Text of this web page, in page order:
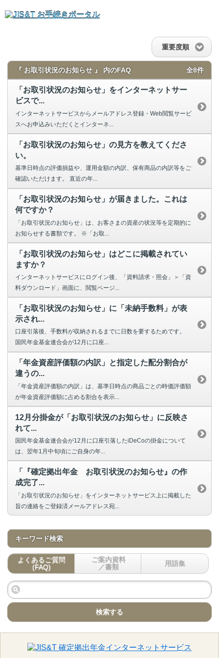
重要度順
『 お取引状況のお知らせ 』 内のFAQ 全8件
「お取引状況のお知らせ」をインターネットサー
ビスで...
インターネットサービスからメールアドレス登録・Web閲覧サービ
スへお申込みいただくとインターネ...
「お取引状況のお知らせ」の見方を教えてくださ
い。
基準日時点の評価損益や、運用金額の内訳、保有商品の内訳等をご
確認いただけます。 直近の年...
「お取引状況のお知らせ」が届きました。これは
何ですか？
「お取引状況のお知らせ」は、お客さまの資産の状況等を定期的に
お知らせする書類です。 ※「お取...
「お取引状況のお知らせ」はどこに掲載されてい
ますか？
インターネットサービスにログイン後、「資料請求・照会」＞「資
料ダウンロード」画面に、閲覧ページ...
「お取引状況のお知らせ」に「未納手数料」が表
示され...
口座引落後、手数料が収納されるまでに日数を要するためです。
国民年金基金連合会が12月に口座...
「年金資産評価額の内訳」と指定した配分割合が
違うの...
「年金資産評価額の内訳」は、基準日時点の商品ごとの時価評価額
が年金資産評価額に占める割合を表示...
12月分掛金が「お取引状況のお知らせ」に反映さ
れて...
国民年金基金連合会が12月に口座引落したiDeCoの掛金について
は、翌年1月中旬頃にご自身の年...
「『確定拠出年金 お取引状況のお知らせ』の作
成完了...
「お取引状況のお知らせ」をインターネットサービス上に掲載した
旨の連絡をご登録済メールアドレス宛...
キーワード検索
よくあるご質問
(FAQ)
ご案内資料
／書類
用語集
検索する